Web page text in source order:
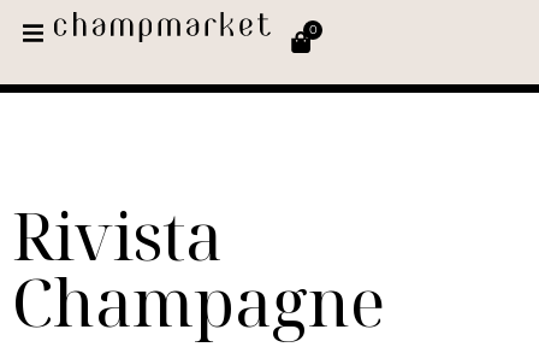
0
Rivista
Champagne